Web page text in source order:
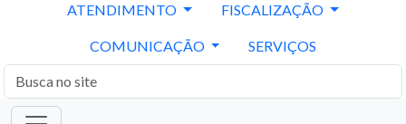
ATENDIMENTO FISCALIZAÇÃO
COMUNICAÇÃO SERVIÇOS